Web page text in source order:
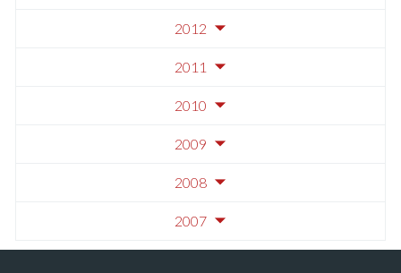
2012
2011
2010
2009
2008
2007